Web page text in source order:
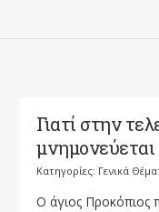
Γιατί στην
Κατηγορίες: Γενικά
Ο άγιος Προκόπιος